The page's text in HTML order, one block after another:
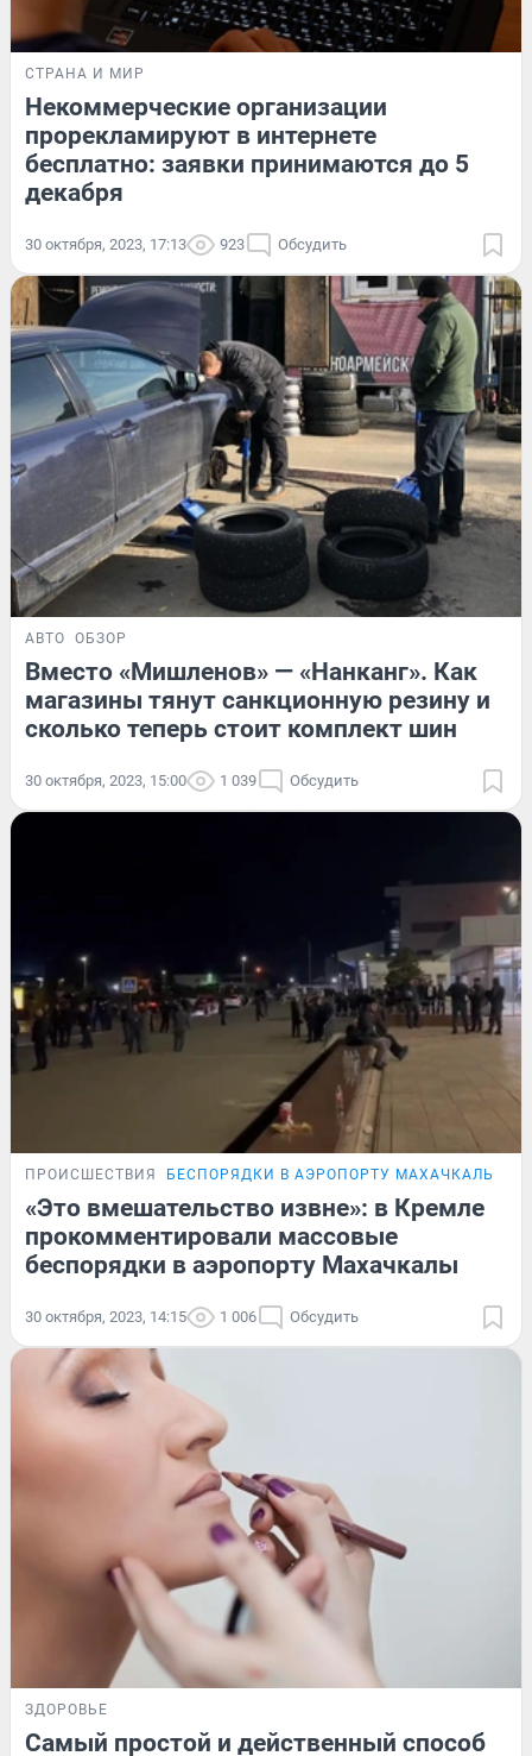
СТРАНА И МИР
Некоммерческие организации
прорекламируют в интернете
бесплатно: заявки принимаются до 5
декабря
30 октября, 2023, 17:13 923 Обсудить
АВТО ОБЗОР
Вместо «Мишленов» — «Нанканг». Как
магазины тянут санкционную резину и
сколько теперь стоит комплект шин
30 октября, 2023, 15:00 1 039 Обсудить
ПРОИСШЕСТВИЯ БЕСПОРЯДКИ В АЭРОПОРТУ МАХАЧКАЛЫ
«Это вмешательство извне»: в Кремле
прокомментировали массовые
беспорядки в аэропорту Махачкалы
30 октября, 2023, 14:15 1 006 Обсудить
ЗДОРОВЬЕ
Самый простой и действенный способ